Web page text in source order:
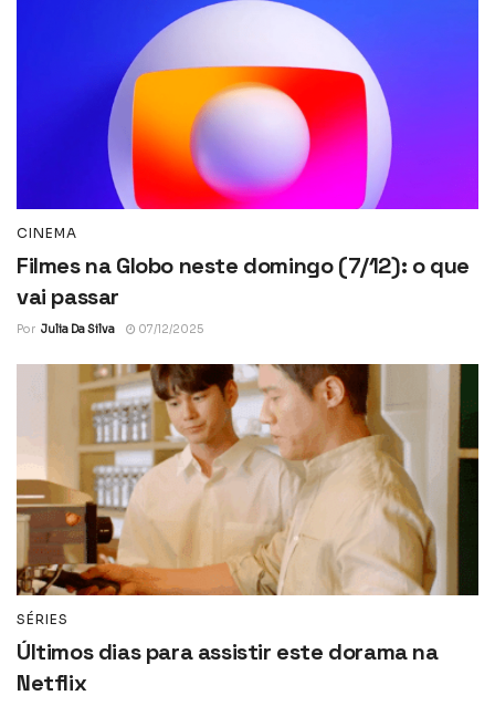
CINEMA
Filmes na Globo neste domingo (7/12): o que
vai passar
Por Julia Da Silva 07/12/2025
SÉRIES
Últimos dias para assistir este dorama na
Netflix